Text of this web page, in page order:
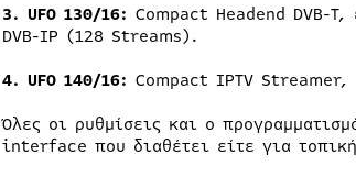
3. UFO 130/16: Compact Headend DVB-
DVB-IP (128 Streams).
4. UFO 140/16: Compact IPTV Streamer,
Όλες οι ρυθμίσεις και ο
interface που διαθέτει είτε για